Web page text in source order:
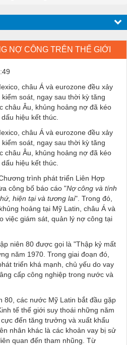
NỢ CÔNG TRÊN THẾ GIỚI
châu Á và eurozone đều xảy
soát, ngay sau thời kỳ tăng
châu Âu, khủng hoảng nợ đã kéo
hiệu kết thúc.
châu Á và eurozone đều xảy
soát, ngay sau thời kỳ tăng
châu Âu, khủng hoảng nợ đã kéo
hiệu kết thúc.
trình phát triển Liên Hợp
công bố báo cáo "Nợ công và tính
hiện tại và tương lai". Trong đó,
hoảng tại Mỹ Latin, châu Á và
việc giám sát, quản lý nợ công tại
niên 80 được gọi là "Thập kỷ mất
năm 1970. Trong giai đoạn đó,
triển khá mạnh, chủ yếu do vay
cấp công nghiệp trong nước và
80, các nước Mỹ Latin bắt đầu gặp
tế thế giới suy thoái những năm
đến tăng trưởng và xuất khẩu
nhân khác là các khoản vay bị sử
quan đến tham nhũng. Từ